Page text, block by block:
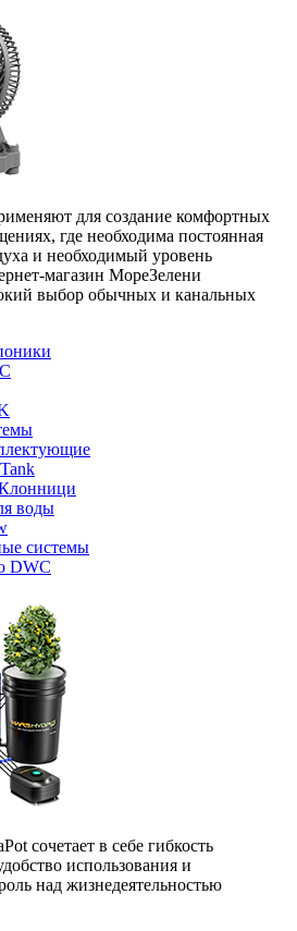
для создание комфортных
где необходима постоянная
и необходимый уровень
магазин МореЗелени
выбор обычных и канальных
воды
системы
DWC
сочетает в себе гибкость
использования и
над жизнедеятельностью